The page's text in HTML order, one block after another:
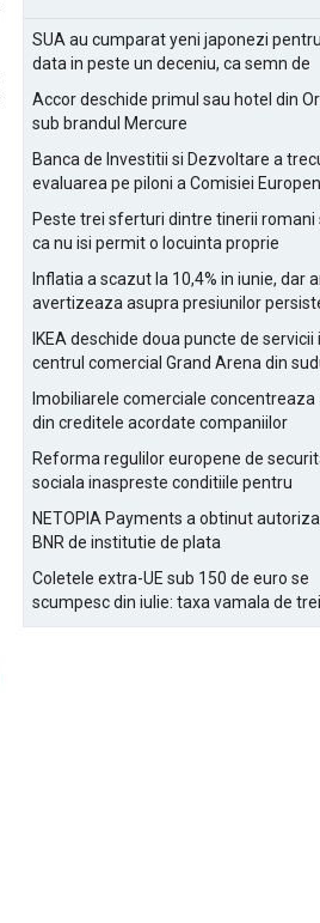
SUA au cumparat yeni japonezi
data in peste un deceniu, ca semn de
Accor deschide primul sau hotel din
sub brandul Mercure
Banca de Investitii si Dezvoltare a
evaluarea pe piloni a Comisiei
Peste trei sferturi dintre tinerii romani
ca nu isi permit o locuinta proprie
Inflatia a scazut la 10,4% in iunie, dar
avertizeaza asupra presiunilor
IKEA deschide doua puncte de servicii
centrul comercial Grand Arena din
Imobiliarele comerciale concentreaza
din creditele acordate companiilor
Reforma regulilor europene de
sociala inaspreste conditiile pentru
NETOPIA Payments a obtinut
BNR de institutie de plata
Coletele extra-UE sub 150 de euro se
scumpesc din iulie: taxa vamala de
pe articol, adaugata la taxa logistica